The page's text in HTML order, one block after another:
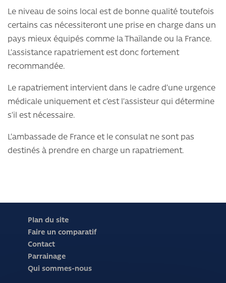
Le niveau de soins local est de bonne qualité toutefois
certains cas nécessiteront une prise en charge dans un
pays mieux équipés comme la Thaïlande ou la France.
L’assistance rapatriement est donc fortement
recommandée.
Le rapatriement intervient dans le cadre d’une urgence
médicale uniquement et c’est l’assisteur qui détermine
s’il est nécessaire.
L’ambassade de France et le consulat ne sont pas
destinés à prendre en charge un rapatriement.
Plan du site
Faire un comparatif
Contact
Parrainage
Qui sommes-nous